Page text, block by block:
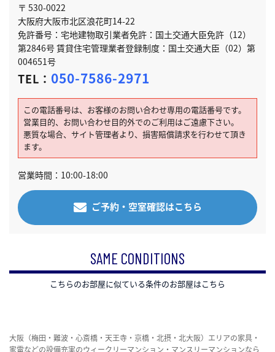
〒 530-0022
大阪府大阪市北区浪花町14-22
免許番号：宅地建物取引業者免許：国土交通大臣免許（12）
第2846号 賃貸住宅管理業者登録制度：国土交通大臣（02）第
004651号
TEL： 050-7586-2971
この電話番号は、お客様のお問い合わせ専用の電話番号です。
営業目的、お問い合わせ目的外でのご利用はご遠慮下さい。
悪質な場合、サイト管理者より、損害賠償請求を行わせて頂き
ます。
営業時間：10:00-18:00
ご予約・空室確認はこちら
SAME CONDITIONS
こちらのお部屋に似ている条件のお部屋はこちら
大阪（梅田・難波・心斎橋・天王寺・京橋・北摂・北大阪）エリアの家具・
家電などの設備充実のウィークリーマンション・マンスリーマンションなら